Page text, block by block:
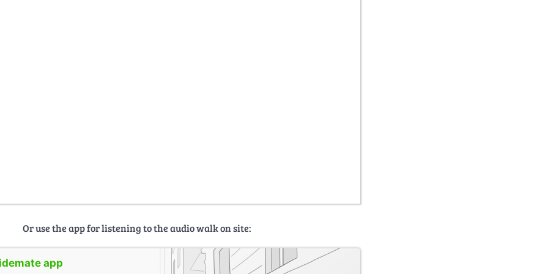
Or use the app for listening to the audio walk on site:
app